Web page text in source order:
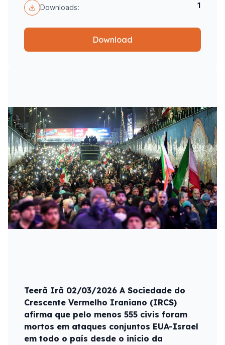
Downloads: 1
Download
Teerã Irã 02/03/2026 A Sociedade do
Crescente Vermelho Iraniano (IRCS)
afirma que pelo menos 555 civis foram
mortos em ataques conjuntos EUA-Israel
em todo o país desde o início da